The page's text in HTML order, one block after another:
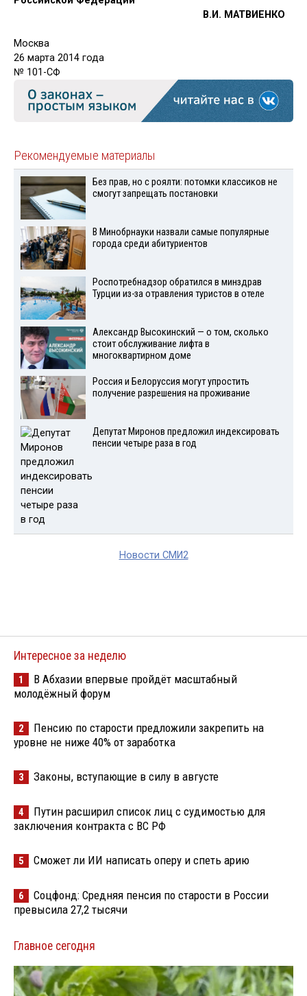
В.И. МАТВИЕНКО
Москва
26 марта 2014 года
№ 101-СФ
Рекомендуемые материалы
Без прав, но с роялти: потомки классиков не
смогут запрещать постановки
В Минобрнауки назвали самые популярные
города среди абитуриентов
Роспотребнадзор обратился в минздрав
Турции из-за отравления туристов в отеле
Александр Высокинский — о том, сколько
стоит обслуживание лифта в
многоквартирном доме
Россия и Белоруссия могут упростить
получение разрешения на проживание
Депутат Миронов предложил индексировать
пенсии четыре раза в год
Новости СМИ2
Интересное за неделю
1
В Абхазии впервые пройдёт масштабный
молодёжный форум
2
Пенсию по старости предложили закрепить на
уровне не ниже 40% от заработка
3 Законы, вступающие в силу в августе
4
Путин расширил список лиц с судимостью для
заключения контракта с ВС РФ
5 Сможет ли ИИ написать оперу и спеть арию
6
Соцфонд: Средняя пенсия по старости в России
превысила 27,2 тысячи
Главное сегодня